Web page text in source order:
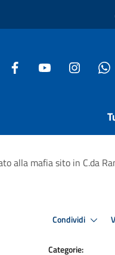
alla mafia sito in C.da
Condividi
Categorie: